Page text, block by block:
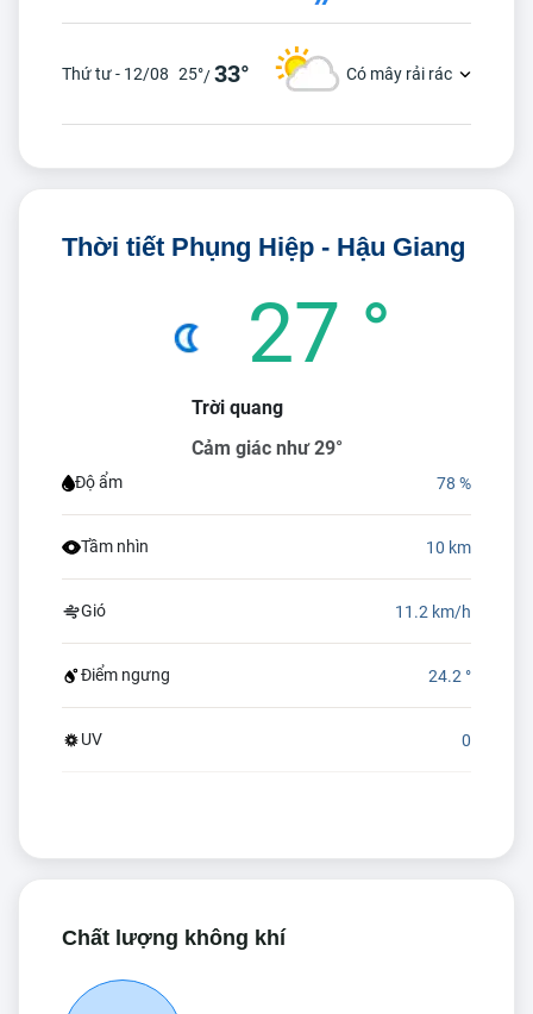
Thứ tư - 12/08 25°/33° Có mây rải rác
Thời tiết Phụng Hiệp - Hậu Giang
27 °
Trời quang
Cảm giác như 29°
Độ ẩm 78 %
Tầm nhìn 10 km
Gió 11.2 km/h
Điểm ngưng 24.2 °
UV 0
Chất lượng không khí